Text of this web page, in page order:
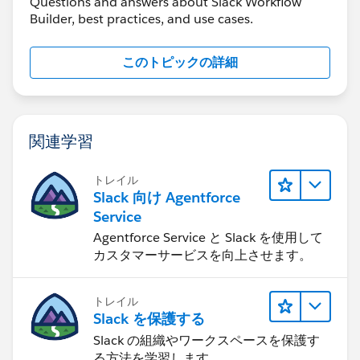
Builder, best practices, and use cases.
このトピックの詳細
関連学習
トレイル
Slack 向け Agentforce
Service
Agentforce Service と Slack を使用して
カスタマーサービスを向上させます。
トレイル
Slack を保護する
Slack の組織やワークスペースを保護す